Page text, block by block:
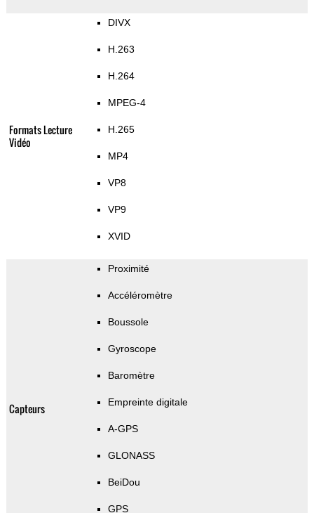
Formats Lecture
Vidéo
DIVX
H.263
H.264
MPEG-4
H.265
MP4
VP8
VP9
XVID
Capteurs
Proximité
Accéléromètre
Boussole
Gyroscope
Baromètre
Empreinte digitale
A-GPS
GLONASS
BeiDou
GPS